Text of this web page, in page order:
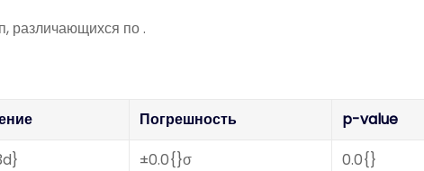
различающихся по .
Погрешность
p-value
±0.0{}σ
0.0{}